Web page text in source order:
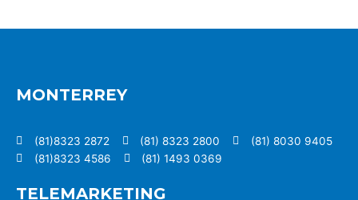
MONTERREY
(81)8323 2872 (81) 8323 2800
(81) 8030 9405
(81)8323 4586
(81) 1493 0369
TELEMARKETING